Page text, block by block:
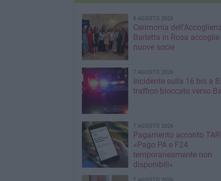
8 AGOSTO 2026
Cerimonia
Barletta in Rosa accoglie
nuove socie
7 AGOSTO 2026
Incidente sulla 16 bis a
traffico bloccato verso
7 AGOSTO 2026
Pagamento acconto
«Pago PA e F24
temporaneamente non
disponibili»